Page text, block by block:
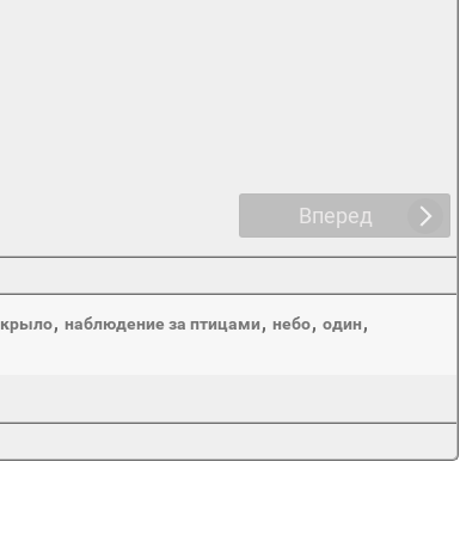
Вперед
крыло, наблюдение за птицами, небо, один,